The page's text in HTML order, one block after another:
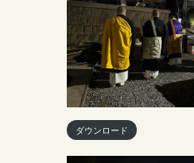
ダウンロード